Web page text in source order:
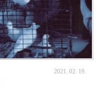
2021. 02. 19.